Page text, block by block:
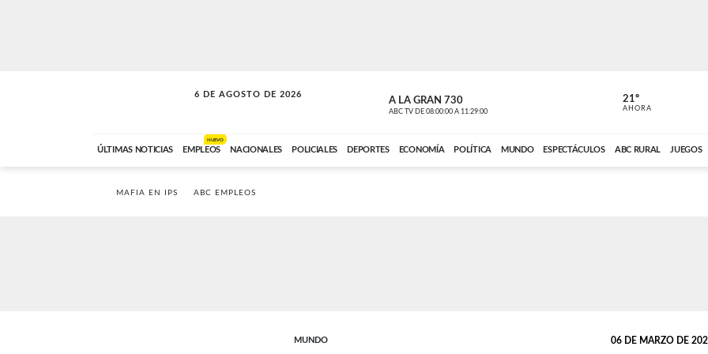
6 DE AGOSTO DE 2026
LA MOVIDA A LA GRAN 730
ABC TV DE 08:00:00 A 11:29:00 ABC CARDINAL
21º
AHORA
ÚLTIMAS NOTICIAS EMPLEOS
NUEVO
NACIONALES POLICIALES DEPORTES ECONOMÍA POLÍTICA MUNDO ESPECTÁCULOS ABC RURAL JUEGOS
MAFIA EN IPS ABC EMPLEOS
MUNDO 06 DE MARZO DE